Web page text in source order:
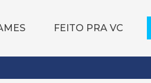
FEITO PRA VC